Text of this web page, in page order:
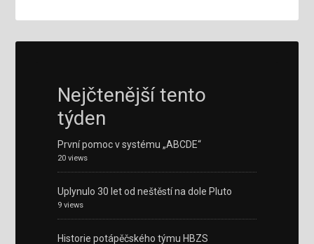
Nejčtenější tento
týden
První pomoc v systému „ABCDE“
20 views
Uplynulo 30 let od neštěstí na dole Pluto
9 views
Historie potápěčského týmu HBZS